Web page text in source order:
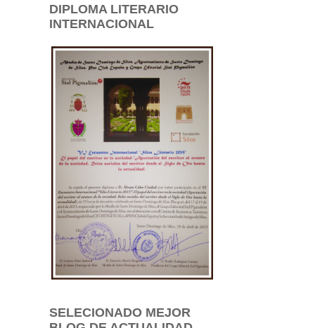
DIPLOMA LITERARIO
INTERNACIONAL
SELECIONADO MEJOR